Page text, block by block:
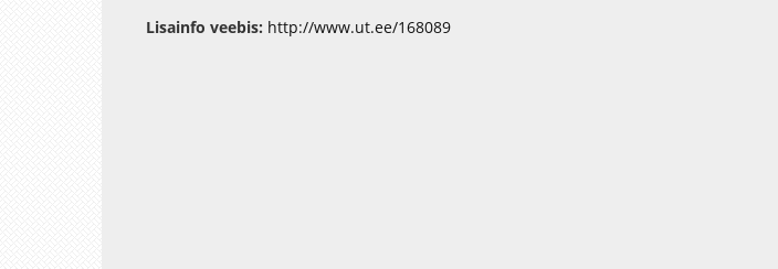
Lisainfo veebis: http://www.ut.ee/168089